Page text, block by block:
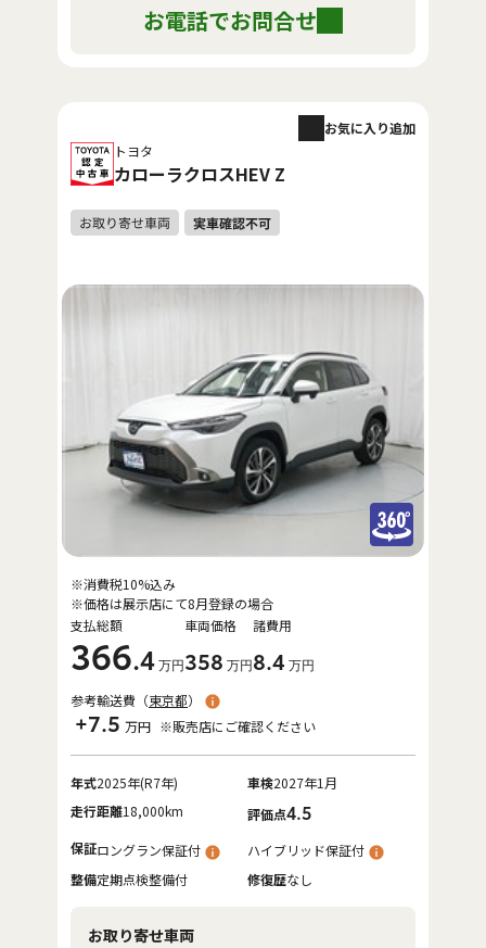
お電話でお問合せ
トヨタ
カローラクロスHEV Z
お気に入り追加
支払総額
366.4 万円
車両価格
358 万円
諸費用
8.4 万円
※消費税10%込み
※価格は展示店にて8月登録の場合
参考輸送費（東京都）
+7.5 万円 ※販売店にご確認ください
年式2025年(R7年) 車検2027年1月
走行距離18,000km 評価点4.5
保証ロングラン保証付
ハイブリッド保証付
整備定期点検整備付 修復歴なし
お取り寄せ車両